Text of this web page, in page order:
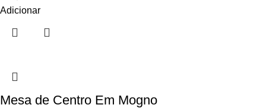
Adicionar
Mesa de Centro Em Mogno